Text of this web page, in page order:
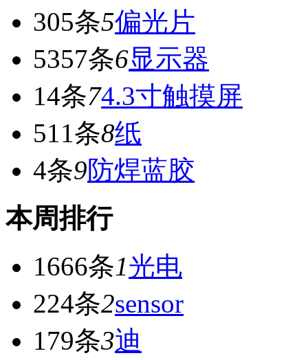
305条5偏光片
5357条6显示器
14条74.3寸触摸屏
511条8纸
4条9防焊蓝胶
本周排行
1666条1光电
224条2sensor
179条3迪